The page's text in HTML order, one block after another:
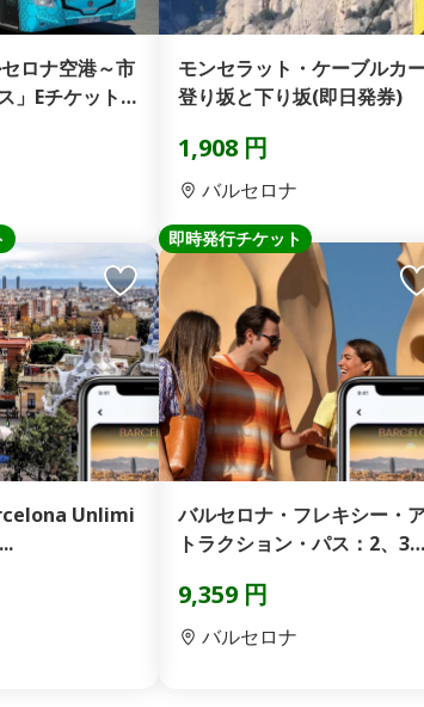
ロナ空港～市
」Eチケット
モンセラット・ケーブルカ
登り坂と下り坂(即日発券)
1,908 円
バルセロナ
Unlimi
即時発行チケット
バルセロナ・フレキシー・
トラクション・パス：2、3、
9,359 円
バルセロナ